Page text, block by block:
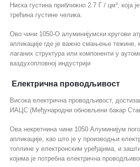
Ниска густина приближно 2.7 Г / цм³, која
трећина густине челика.
Ово чини 1050-О алуминијумски кругови
апликације где је важно смањење тежине,
лаганих структура или компоненти у
ваздухопловној индустрији
Електрична проводљивост
Висока електрична проводљивост,
ИАЦС (Међународни обновљени бакар
Ова некретнина чини 1050 Алуминијум
апликације, као што је у производњи
топлине у електронским уређајима, и
којима је потребна електрична